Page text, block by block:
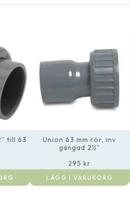
till 63
Union 63 mm rör, inv
gängad 2½”
295 kr
LÄGG I VARUKORG